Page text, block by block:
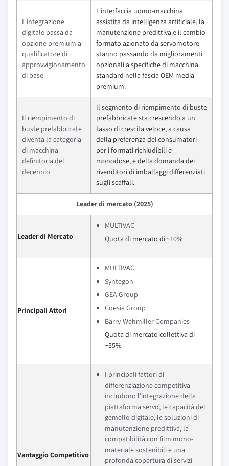
L'integrazione
digitale passa da
opzione premium a
qualificatore di
approvvigionamento
di base
L'interfaccia uomo-macchina
assistita da intelligenza artificiale, la
manutenzione predittiva e il cambio
formato azionato da servomotore
stanno passando da miglioramenti
opzionali a specifiche di macchina
standard nella fascia OEM media-
premium.
Il riempimento di
buste prefabbricate
diventa la categoria
di macchina
definitoria del
decennio
Il segmento di riempimento di buste
prefabbricate sta crescendo a un
tasso di crescita veloce, a causa
della preferenza dei consumatori
per i formati richiudibili e
monodose, e della domanda dei
rivenditori di imballaggi differenziati
sugli scaffali.
Leader di mercato (2025)
Leader di Mercato
MULTIVAC
Quota di mercato di ~10%
Principali Attori
MULTIVAC
Syntegon
GEA Group
Coesia Group
Barry-Wehmiller Companies
Quota di mercato collettiva di
~35%
Vantaggio Competitivo
I principali fattori di
differenziazione competitiva
includono l'integrazione della
piattaforma servo, le capacità del
gemello digitale, le soluzioni di
manutenzione predittiva, la
compatibilità con film mono-
materiale sostenibili e una
profonda copertura di servizi